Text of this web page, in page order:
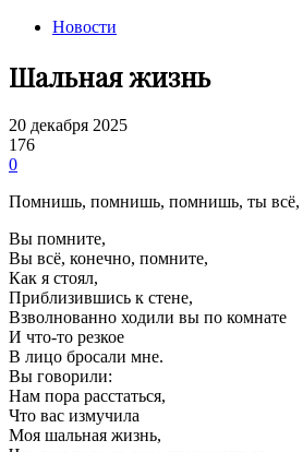
Новости
Шальная жизнь
20 декабря 2025
176
0
Помнишь, помнишь, помнишь, ты всё,
Вы помните,
Вы всё, конечно, помните,
Как я стоял,
Приблизившись к стене,
Взволнованно ходили вы по комнате
И что-то резкое
В лицо бросали мне.
Вы говорили:
Нам пора расстаться,
Что вас измучила
Моя шальная жизнь,